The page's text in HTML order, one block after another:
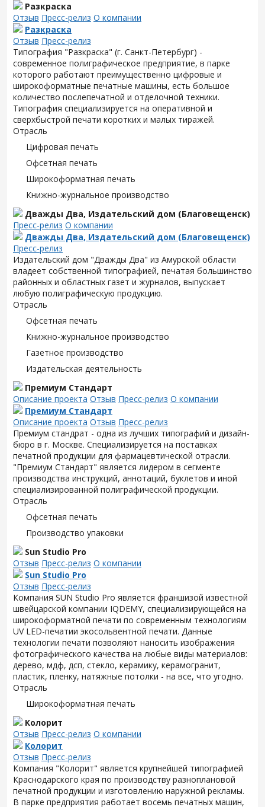
Разкраска
Отзыв Пресс-релиз О компании
Разкраска
Отзыв Пресс-релиз
Типография "Разкраска" (г. Санкт-Петербург) -
современное полиграфическое предприятие, в парке
которого работают преимущественно цифровые и
широкоформатные печатные машины, есть большое
количество послепечатной и отделочной техники.
Типография специализируется на оперативной и
сверхбыстрой печати коротких и малых тиражей.
Отрасль
Цифровая печать
Офсетная печать
Широкоформатная печать
Книжно-журнальное производство
Дважды Два, Издательский дом (Благовещенск)
Пресс-релиз О компании
Дважды Два, Издательский дом (Благовещенск)
Пресс-релиз
Издательский дом "Дважды Два" из Амурской области
владеет собственной типографией, печатая большинство
районных и областных газет и журналов, выпускает
любую полиграфическую продукцию.
Отрасль
Офсетная печать
Книжно-журнальное производство
Газетное производство
Издательская деятельность
Премиум Стандарт
Описание проекта Отзыв Пресс-релиз О компании
Премиум Стандарт
Описание проекта Отзыв Пресс-релиз
Премиум стандрат - одна из лучших типографий и дизайн-
бюро в г. Москве. Специализируется на поставках
печатной продукции для фармацевтической отрасли.
"Премиум Стандарт" является лидером в сегменте
производства инструкций, аннотаций, буклетов и иной
специализированной полиграфической продукции.
Отрасль
Офсетная печать
Производство упаковки
Sun Studio Pro
Отзыв Пресс-релиз О компании
Sun Studio Pro
Отзыв Пресс-релиз
Компания SUN Studio Pro является франшизой известной
швейцарской компании IQDEMY, специализирующейся на
широкоформатной печати по современным технологиям
UV LED-печатии экосольвентной печати. Данные
технологии печати позволяют наносить изображения
фотографического качества на любые виды материалов:
дерево, мдф, дсп, стекло, керамику, керамогранит,
пластик, пленку, натяжные потолки - на все, что угодно.
Отрасль
Широкоформатная печать
Колорит
Отзыв Пресс-релиз О компании
Колорит
Отзыв Пресс-релиз
Компания "Колорит" является крупнейшей типографией
Краснодарского края по производству разноплановой
печатной продукции и изготовлению наружной рекламы.
В парке предприятия работает восемь печатных машин,